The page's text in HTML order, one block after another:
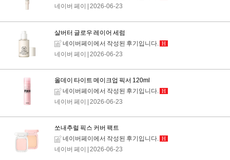
네이버 페이 | 2026-06-23
살버터 글로우 레이어 세럼
네이버페이에서 작성된 후기입니다.
H
네이버 페이 | 2026-06-23
올데이 타이트 메이크업 픽서 120ml
네이버페이에서 작성된 후기입니다. H
네이버 페이 | 2026-06-23
쏘내추럴 픽스 커버 팩트
네이버페이에서 작성된 후기입니다. H
네이버 페이 | 2026-06-23